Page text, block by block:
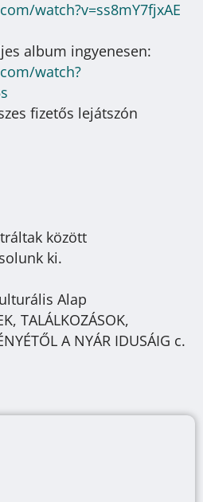
watch?v=ss8mY7fjxAE
album ingyenesen:
watch?
fizetős lejátszón
között
ki.
Alap
TALÁLKOZÁSOK,
A NYÁR IDUSÁIG c.